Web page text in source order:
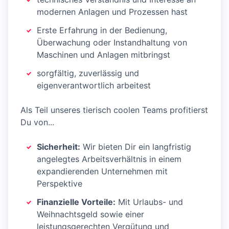
modernen Anlagen und Prozessen hast
Erste Erfahrung in der Bedienung,
Überwachung oder Instandhaltung von
Maschinen und Anlagen mitbringst
sorgfältig, zuverlässig und
eigenverantwortlich arbeitest
Als Teil unseres tierisch coolen Teams profitierst
Du von...
Sicherheit: Wir bieten Dir ein langfristig
angelegtes Arbeitsverhältnis in einem
expandierenden Unternehmen mit
Perspektive
Finanzielle Vorteile: Mit Urlaubs- und
Weihnachtsgeld sowie einer
leistungsgerechten Vergütung und